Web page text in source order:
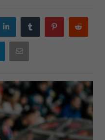
LinkedIn Tumblr Pinterest
Telegram